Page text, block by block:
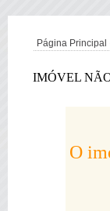
Página Principal
IMÓVEL
O